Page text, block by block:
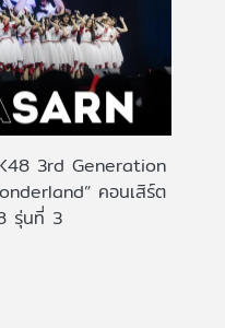
3rd Generation
คอนเสิร์ต
รุ่นที่ 3